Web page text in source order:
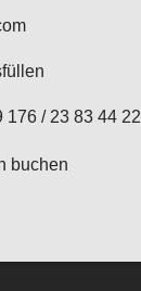
176 / 23 83 44 22
buchen